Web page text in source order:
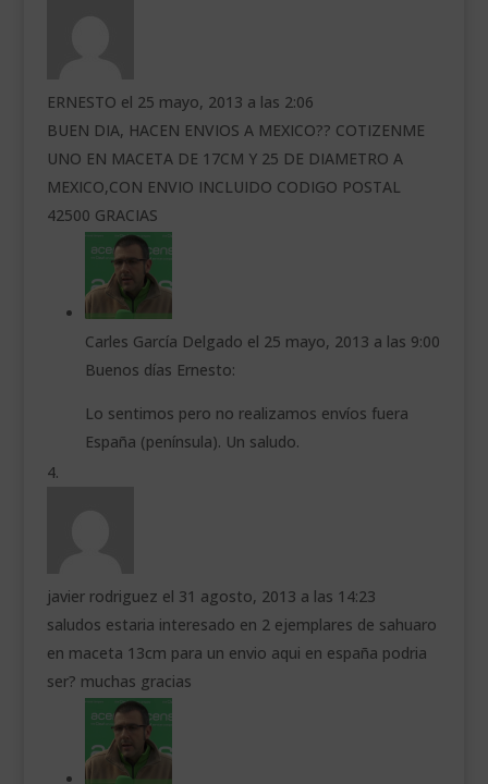
ERNESTO el 25 mayo, 2013 a las 2:06
BUEN DIA, HACEN ENVIOS A MEXICO?? COTIZENME
UNO EN MACETA DE 17CM Y 25 DE DIAMETRO A
MEXICO,CON ENVIO INCLUIDO CODIGO POSTAL
42500 GRACIAS
Carles García Delgado el 25 mayo, 2013 a las 9:00
Buenos días Ernesto:
Lo sentimos pero no realizamos envíos fuera
España (península). Un saludo.
javier rodriguez el 31 agosto, 2013 a las 14:23
saludos estaria interesado en 2 ejemplares de sahuaro
en maceta 13cm para un envio aqui en españa podria
ser? muchas gracias